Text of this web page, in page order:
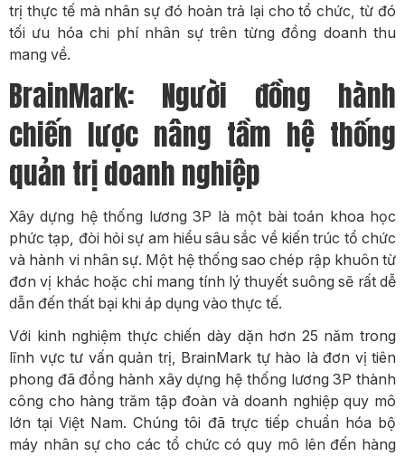
trị thực tế mà nhân sự đó hoàn trả lại cho tổ chức, từ đó
tối ưu hóa chi phí nhân sự trên từng đồng doanh thu
mang về.
BrainMark: Người đồng hành
chiến lược nâng tầm hệ thống
quản trị doanh nghiệp
Xây dựng hệ thống lương 3P là một bài toán khoa học
phức tạp, đòi hỏi sự am hiểu sâu sắc về kiến trúc tổ chức
và hành vi nhân sự. Một hệ thống sao chép rập khuôn từ
đơn vị khác hoặc chỉ mang tính lý thuyết suông sẽ rất dễ
dẫn đến thất bại khi áp dụng vào thực tế.
Với kinh nghiệm thực chiến dày dặn hơn 25 năm trong
lĩnh vực tư vấn quản trị, BrainMark tự hào là đơn vị tiên
phong đã đồng hành xây dựng hệ thống lương 3P thành
công cho hàng trăm tập đoàn và doanh nghiệp quy mô
lớn tại Việt Nam. Chúng tôi đã trực tiếp chuẩn hóa bộ
máy nhân sự cho các tổ chức có quy mô lên đến hàng